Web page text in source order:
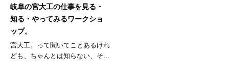
岐阜の宮大工の仕事を見る・
知る・やってみるワークショ
ップ。
宮大工。って聞いてことあるけれ
ども、ちゃんとは知らない、そん